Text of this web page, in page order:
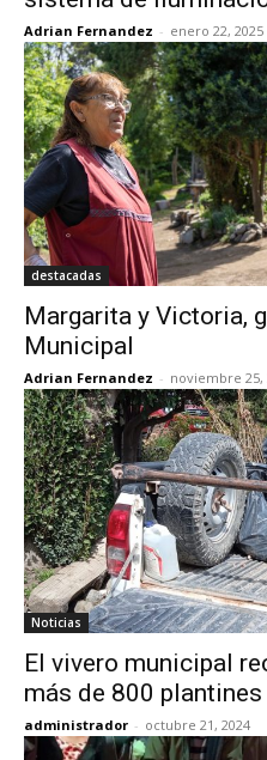
Adrian Fernandez - enero 22, 2025
destacadas
Margarita y Victoria,
Municipal
Adrian Fernandez - noviembre 25,
Noticias
El vivero municipal
más de 800
administrador - octubre 21, 2024